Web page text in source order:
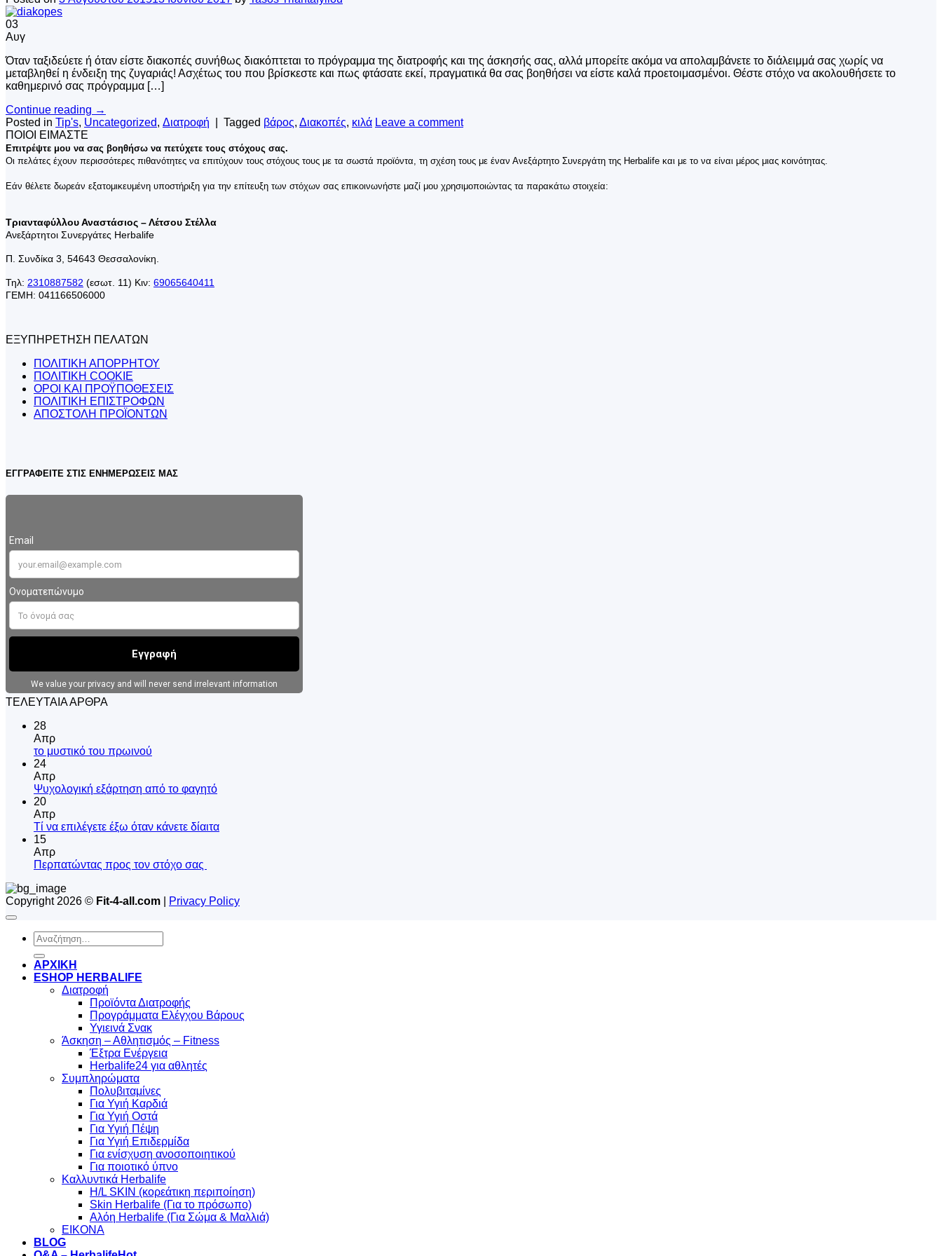
03
Αυγ
Όταν ταξιδεύετε ή όταν είστε διακοπές συνήθως διακόπτεται το πρόγραμμα της διατροφής και της άσκησής σας, αλλά μπορείτε ακόμα να απολαμβάνετε το διάλειμμά σας χωρίς να
μεταβληθεί η ένδειξη της ζυγαριάς! Ασχέτως του που βρίσκεστε και πως φτάσατε εκεί, πραγματικά θα σας βοηθήσει να είστε καλά προετοιμασμένοι. Θέστε στόχο να ακολουθήσετε το
καθημερινό σας πρόγραμμα […]
Continue reading →
Posted in Tip's, Uncategorized, Διατροφή Tagged βάρος, Διακοπές, κιλά Leave a comment
ΠΟΙΟΙ ΕΙΜΑΣΤΕ
Επιτρέψτε μου να σας βοηθήσω να πετύχετε τους στόχους σας.
Οι πελάτες έχουν περισσότερες πιθανότητες να επιτύχουν τους στόχους τους με τα σωστά προϊόντα, τη σχέση τους με έναν Ανεξάρτητο Συνεργάτη της Herbalife και με το να είναι μέρος μιας κοινότητας.
Εάν θέλετε δωρεάν εξατομικευμένη υποστήριξη για την επίτευξη των στόχων σας επικοινωνήστε μαζί μου χρησιμοποιώντας τα παρακάτω στοιχεία:
Τριανταφύλλου Αναστάσιος – Λέτσου Στέλλα
Ανεξάρτητοι Συνεργάτες Herbalife
Π. Συνδίκα 3, 54643 Θεσσαλονίκη.
Τηλ: 2310887582 (εσωτ. 11) Κιν: 69065640411
ΓΕΜΗ: 041166506000
ΕΞΥΠΗΡΕΤΗΣΗ ΠΕΛΑΤΩΝ
ΠΟΛΙΤΙΚΗ ΑΠΟΡΡΗΤΟΥ
ΠΟΛΙΤΙΚΗ COOKIE
ΟΡΟΙ ΚΑΙ ΠΡΟΫΠΟΘΕΣΕΙΣ
ΠΟΛΙΤΙΚΗ ΕΠΙΣΤΡΟΦΩΝ
ΑΠΟΣΤΟΛΗ ΠΡΟΪΟΝΤΩΝ
ΕΓΓΡΑΦΕΙΤΕ ΣΤΙΣ ΕΝΗΜΕΡΩΣΕΙΣ ΜΑΣ
ΤΕΛΕΥΤΑΙΑ ΑΡΘΡΑ
28
Απρ
το μυστικό του πρωινού
στο
του
24
Απρ
Ψυχολογική εξάρτηση από το φαγητόΔεν
στο
20
Απρ
Tί να επιλέγετε έξω όταν κάνετε δίαιταΔεν
επιλέγετε
15
Απρ
Περπατώντας προς τον στόχο σας
στο
Copyright 2026 © Fit-4-all.com Privacy Policy
Αναζήτηση
για:
ΑΡΧΙΚΗ
ESHOP HERBALIFE
Διατροφή
Προϊόντα Διατροφής
Προγράμματα Ελέγχου Βάρους
Υγιεινά Σνακ
Άσκηση – Αθλητισμός – Fitness
Έξτρα Ενέργεια
Herbalife24 για αθλητές
Συμπληρώματα
Πολυβιταμίνες
Για Υγιή Καρδιά
Για Υγιή Οστά
Για Υγιή Πέψη
Για Υγιή Επιδερμίδα
Για ενίσχυση ανοσοποιητικού
Για ποιοτικό ύπνο
Καλλυντικά Herbalife
H/L SKIN (κορεάτικη περιποίηση)
Skin Herbalife (Για το πρόσωπο)
Αλόη Ηerbalife (Για Σώμα & Μαλλιά)
ΕΙΚΟΝΑ
BLOG